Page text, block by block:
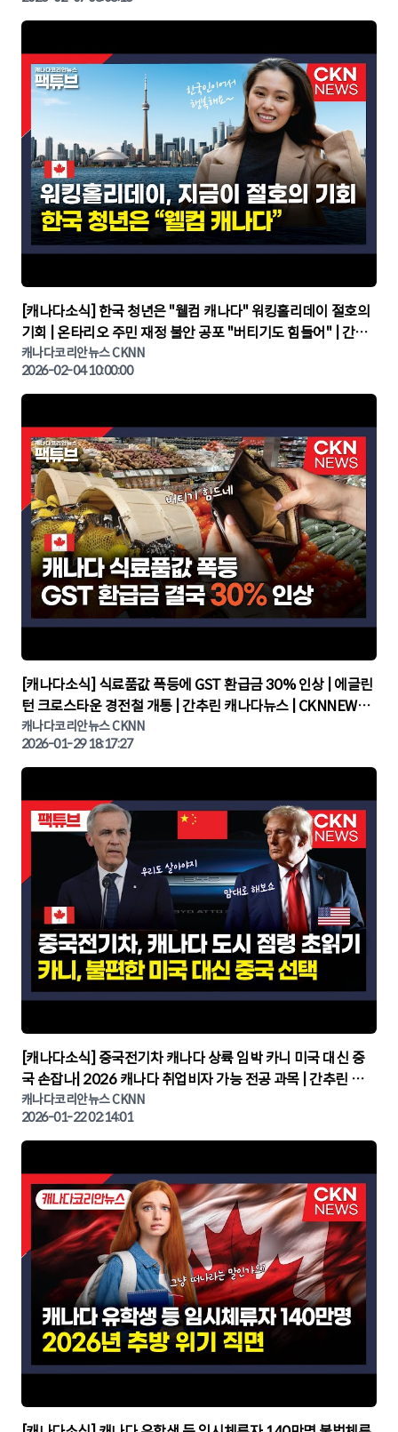
▶
[캐나다소식] 한국 청년은 "웰컴 캐나다" 워킹홀리데이 절호의
기회 | 온타리오 주민 재정 불안 공포 "버티기도 힘들어" | 간추
린 캐나다뉴스 | CKNNEWS, 캐나다코리안뉴스
캐나다코리안뉴스 CKNN
2026-02-04 10:00:00
▶
[캐나다소식] 식료품값 폭등에 GST 환급금 30% 인상 | 에글린
턴 크로스타운 경전철 개통 | 간추린 캐나다뉴스 | CKNNEWS,
캐나다코리안뉴스
캐나다코리안뉴스 CKNN
2026-01-29 18:17:27
▶
[캐나다소식] 중국전기차 캐나다 상륙 임박 카니 미국 대신 중
국 손잡나| 2026 캐나다 취업비자 가능 전공 과목 | 간추린 캐
나다뉴스 | CKNNEWS, 캐나다코리안뉴스
캐나다코리안뉴스 CKNN
2026-01-22 02:14:01